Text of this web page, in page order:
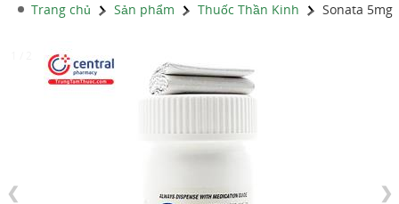
Trang chủ Sản phẩm Thuốc Thần Kinh Sonata 5mg
❮ ❯